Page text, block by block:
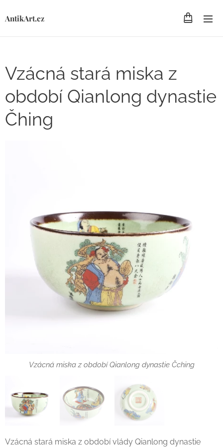
AntikArt.cz
Vzácná stará miska z
období Qianlong dynastie
Čhing
Vzácná miska z období Qianlong dynastie Čching
Vzácná miska z období Qianlong dynastie Čching
Vzácná miska z období Qianlong dynastie Čching
Vzácná stará miska z období vlády Qianlong dynastie